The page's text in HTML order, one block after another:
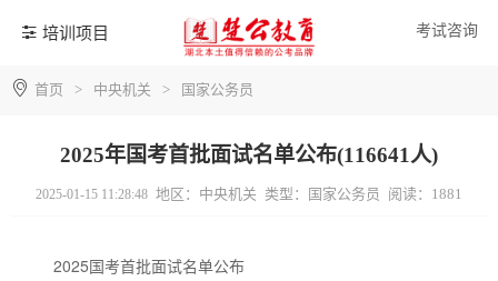
培训项目 考试咨询
首页 > 中央机关 > 国家公务员
2025年国考首批面试名单公布(116641人)
2025-01-15 11:28:48 地区：中央机关 类型：国家公务员 阅读：1881
2025国考首批面试名单公布